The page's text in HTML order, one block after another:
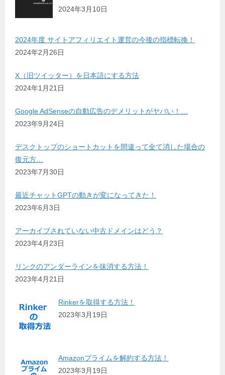
2024年3月10日
2024年度 サイトアフィリエイト運営の今後の指標転換！
2024年2月26日
X（旧ツイッター）を日本語にする方法
2024年1月21日
Google AdSenseの自動広告のデメリットがヤバい！…
2023年9月24日
デスクトップのショートカットを間違って全て消した場合の
復元方…
2023年7月30日
最近チャットGPTの動きが変になってきた！
2023年6月3日
アーカイブされていない中古ドメインはどう？
2023年4月23日
リンクのアンダーラインを抹消する方法！
2023年4月21日
Rinkerを取得する方法！
2023年3月19日
Amazonプライムを解約する方法！
2023年3月19日